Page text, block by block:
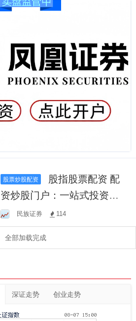
股票炒股配资
资炒股门户：一站式投资平
台，助力股民实现财富增长
民族证券 114
全部加载完成
深证走势 创业走势